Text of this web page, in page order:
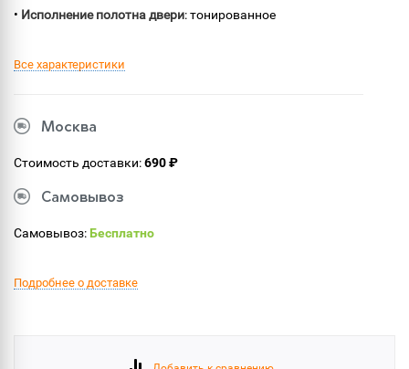
• Исполнение полотна двери: тонированное
Все характеристики
Москва
Стоимость доставки:690 ₽
Самовывоз
Самовывоз:Бесплатно
Подробнее о доставке